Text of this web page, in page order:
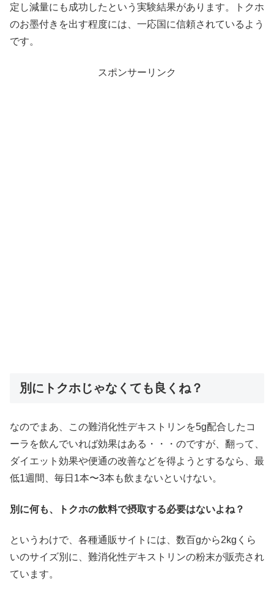
定し減量にも成功したという実験結果があります。トクホ
のお墨付きを出す程度には、一応国に信頼されているよう
です。
スポンサーリンク
別にトクホじゃなくても良くね？
なのでまあ、この難消化性デキストリンを5g配合したコ
ーラを飲んでいれば効果はある・・・のですが、翻って、
ダイエット効果や便通の改善などを得ようとするなら、最
低1週間、毎日1本〜3本も飲まないといけない。
別に何も、トクホの飲料で摂取する必要はないよね？
というわけで、各種通販サイトには、数百gから2kgくら
いのサイズ別に、難消化性デキストリンの粉末が販売され
ています。